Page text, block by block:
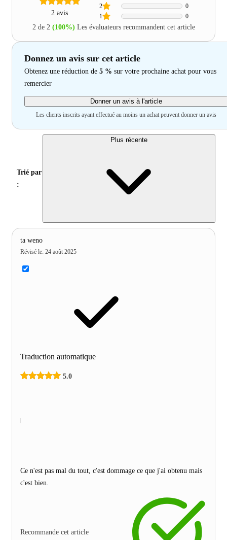
2 avis 1 0
2 0
2 de 2 (100%) Les évaluateurs recommandent cet article
Donnez un avis sur cet article
Obtenez une réduction de 5 % sur votre prochaine achat pour vous
remercier
Donner un avis à l'article
Les clients inscrits ayant effectué au moins un achat peuvent donner un avis
Trié par
:
Plus récente
ta weno
Révisé le: 24 août 2025
Traduction automatique
5.0
Ce n'est pas mal du tout, c'est dommage ce que j'ai obtenu mais
c'est bien.
Recommande cet article